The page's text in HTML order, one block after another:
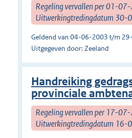
Regeling vervallen per 01-
Uitwerkingtredingdatum
Geldend van 04-06-2003 t/m
Uitgegeven door: Zeeland
Handreiking
provinciale
Regeling vervallen per 17-
Uitwerkingtredingdatum 16-